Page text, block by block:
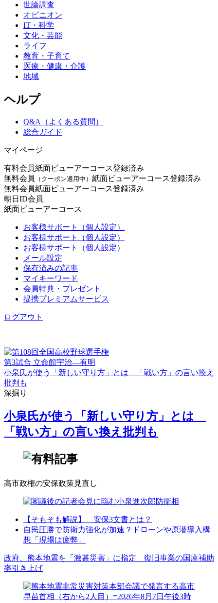
世論調査
オピニオン
IT・科学
文化・芸能
ライフ
教育・子育て
医療・健康・介護
地域
ヘルプ
Q&A（よくある質問）
総合ガイド
マイページ
有料会員紙面ビューアーコース登録済み
無料会員
（クーポン適用中） 紙面ビューアーコース登録済み
無料会員紙面ビューアーコース登録済み
朝日ID会員
紙面ビューアーコース
お客様サポート（個人設定）
お客様サポート（個人設定）
お客様サポート（個人設定）
メール設定
保存済みの記事
マイキーワード
会員特典・プレゼント
提携プレミアムサービス
ログアウト
第3試合 立命館宇治―有明
小泉氏が使う「新しい守り方」とは 「戦い方」の言い換え
批判も
深掘り
小泉氏が使う「新しい守り方」とは
「戦い方」の言い換え批判も
高市政権の安保政策見直し
【そもそも解説】 安保3文書とは？
自民圧勝で防衛力強化が加速？ドローンや原潜導入構
想「現場は疲弊」
政府、熊本地震を「激甚災害」に指定 復旧事業の国庫補助
率引き上げ